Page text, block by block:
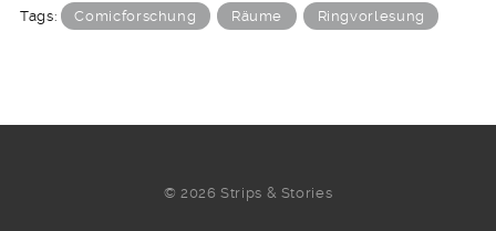
Tags: Comicforschung Räume Ringvorlesung
© 2026 Strips & Stories